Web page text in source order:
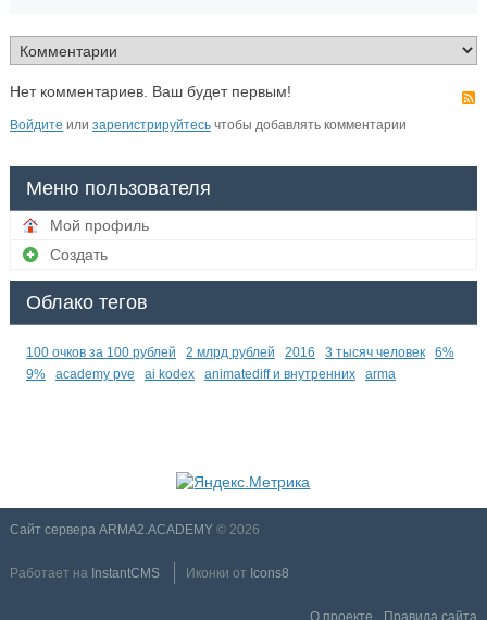
Нет комментариев. Ваш будет первым!
Войдите или зарегистрируйтесьчтобы добавлять комментарии
Меню пользователя
Мой профиль
Создать
Облако тегов
100 очков за 100 рублей 2 млрд рублей 2016 3 тысяч человек
6%
9%
academy pve ai kodex animatediff и внутренних arma
Сайт сервера ARMA2.ACADEMY© 2026
Работает на InstantCMS Иконки от Icons8